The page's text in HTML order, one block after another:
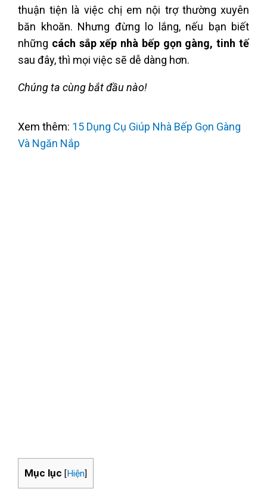
thuận tiện là việc chị em nội trợ thường xuyên
băn khoăn. Nhưng đừng lo lắng, nếu bạn biết
những cách sắp xếp nhà bếp gọn gàng, tinh tế
sau đây, thì mọi việc sẽ dễ dàng hơn.
Chúng ta cùng bắt đầu nào!
Xem thêm: 15 Dụng Cụ Giúp Nhà Bếp Gọn Gàng
Và Ngăn Nắp
Mục lục [Hiện]